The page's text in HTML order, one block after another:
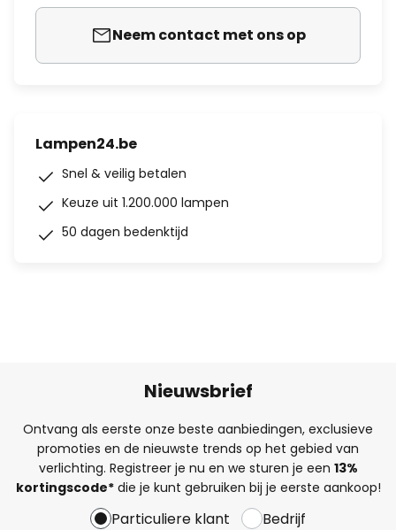
Neem contact met ons op
Lampen24.be
Snel & veilig betalen
Keuze uit 1.200.000 lampen
50 dagen bedenktijd
Nieuwsbrief
Ontvang als eerste onze beste aanbiedingen, exclusieve
promoties en de nieuwste trends op het gebied van
verlichting. Registreer je nu en we sturen je een 13%
kortingscode*die je kunt gebruiken bij je eerste aankoop!
Particuliere klant Bedrijf